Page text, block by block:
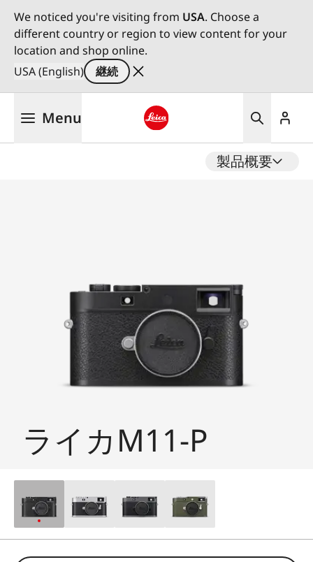
We noticed you're visiting from USA. Choose a
different country or region to view content for your
location and shop online.
USA (English)
継続
Menu
製品概要
ライカM11-P